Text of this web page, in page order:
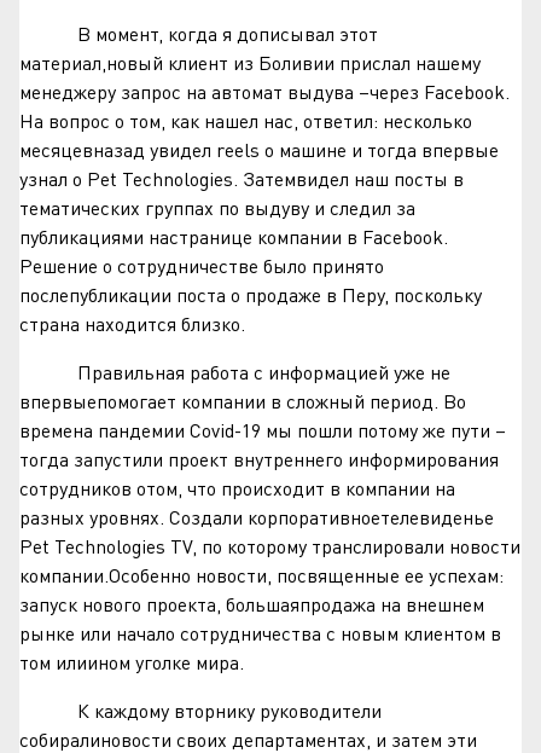
В момент, когда я дописывал этот
материал,новый клиент из Боливии прислал нашему
менеджеру запрос на автомат выдува –через Facebook.
На вопрос о том, как нашел нас, ответил: несколько
месяцевназад увидел reels о машине и тогда впервые
узнал о Pet Technologies. Затемвидел наш посты в
тематических группах по выдуву и следил за
публикациями настранице компании в Facebook.
Решение о сотрудничестве было принято
послепубликации поста о продаже в Перу, поскольку
страна находится близко.
Правильная работа с информацией уже не
впервыепомогает компании в сложный период. Во
времена пандемии Covid-19 мы пошли потому же пути –
тогда запустили проект внутреннего информирования
сотрудников отом, что происходит в компании на
разных уровнях. Создали корпоративноетелевиденье
Pet Technologies TV, по которому транслировали новости
компании.Особенно новости, посвященные ее успехам:
запуск нового проекта, большаяпродажа на внешнем
рынке или начало сотрудничества с новым клиентом в
том илиином уголке мира.
К каждому вторнику руководители
собиралиновости своих департаментах, и затем эти